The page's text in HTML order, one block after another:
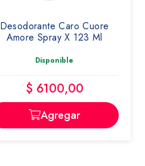
Desodorante Caro Cuore
Amore Spray X 123 Ml
Disponible
$ 6100,00
Agregar